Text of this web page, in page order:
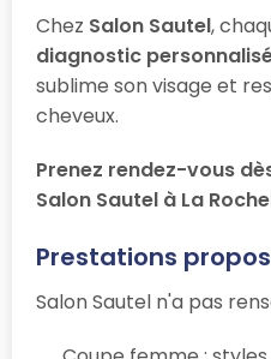
Chez Salon Sautel,
diagnostic
sublime son visage et
cheveux.
Prenez rendez-vous
Salon Sautel à La
Prestations
Salon Sautel n'a pas